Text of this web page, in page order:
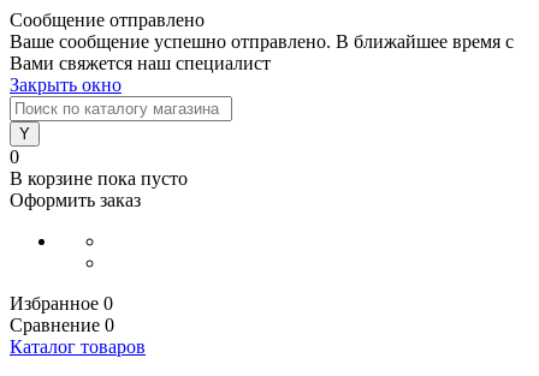
Сообщение отправлено
Ваше сообщение успешно отправлено. В ближайшее время с
Вами свяжется наш специалист
Закрыть окно
0
В корзине пока пусто
Оформить заказ
Избранное 0
Сравнение 0
Каталог товаров